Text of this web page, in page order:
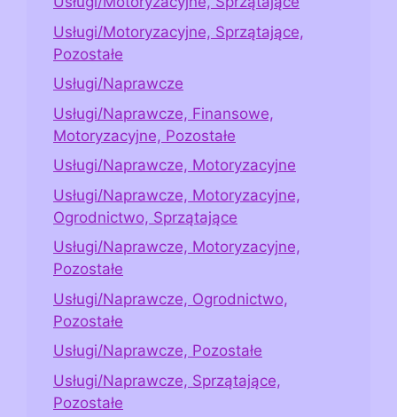
Usługi/Motoryzacyjne, Sprzątające,
Pozostałe
Usługi/Naprawcze
Usługi/Naprawcze, Finansowe,
Motoryzacyjne, Pozostałe
Usługi/Naprawcze, Motoryzacyjne
Usługi/Naprawcze, Motoryzacyjne,
Ogrodnictwo, Sprzątające
Usługi/Naprawcze, Motoryzacyjne,
Pozostałe
Usługi/Naprawcze, Ogrodnictwo,
Pozostałe
Usługi/Naprawcze, Pozostałe
Usługi/Naprawcze, Sprzątające,
Pozostałe